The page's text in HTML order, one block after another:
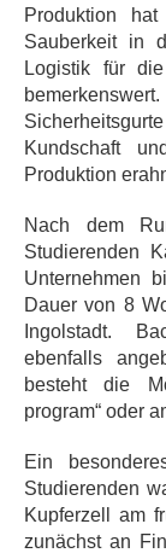
Produktion
Sauberkeit in
Logistik für
Kundschaft
Produktion
Nach dem
Studierenden
Unternehmen
Dauer von 8
Ingolstadt.
ebenfalls
besteht die
program“ oder
Ein
Studierenden
Kupferzell am
zunächst an